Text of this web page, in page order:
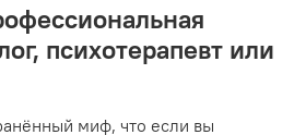
психотерапевт или
миф, что если вы